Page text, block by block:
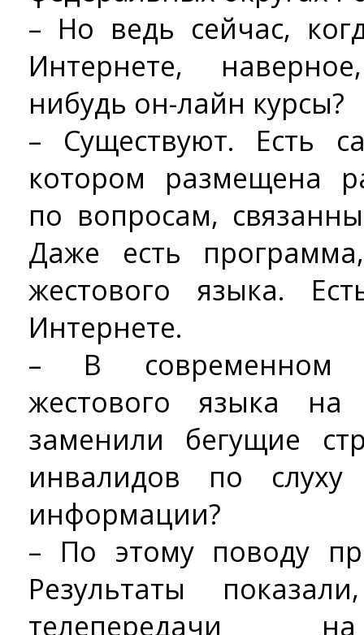
– Но ведь сейчас,
Интернете,
нибудь он-лайн курсы?
– Существуют. Есть
котором размещена
по вопросам,
Даже есть
жестового языка.
Интернете.
– В современном
жестового языка на
заменили бегущие
инвалидов по
информации?
– По этому поводу
Результаты
телепередачи